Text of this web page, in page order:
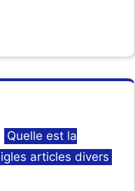
Quelle est la
articles divers